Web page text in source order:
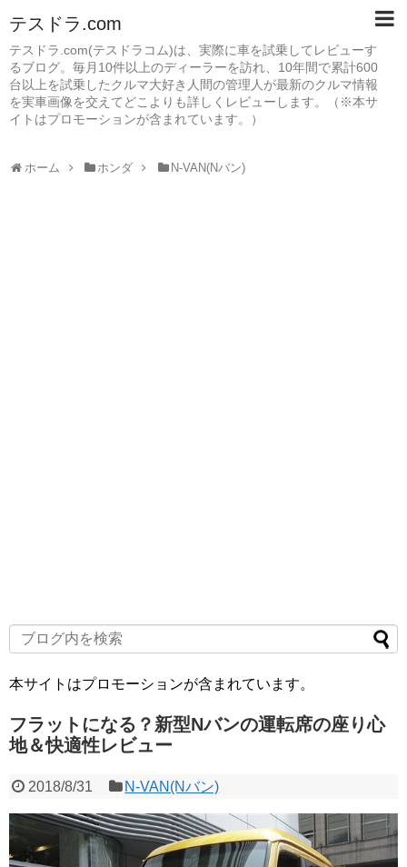
テスドラ.com
テスドラ.com(テスドラコム)は、実際に車を試乗してレビューす
るブログ。毎月10件以上のディーラーを訪れ、10年間で累計600
台以上を試乗したクルマ大好き人間の管理人が最新のクルマ情報
を実車画像を交えてどこよりも詳しくレビューします。（※本サ
イトはプロモーションが含まれています。）
ホーム ホンダ N-VAN(Nバン)
本サイトはプロモーションが含まれています。
フラットになる？新型Nバンの運転席の座り心
地＆快適性レビュー
2018/8/31 N-VAN(Nバン)